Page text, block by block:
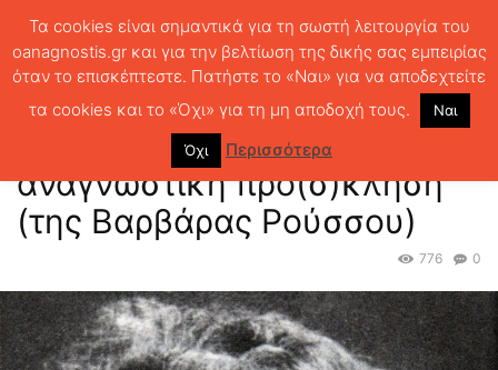
ΚΡΙΤΙΚΕΣ
Σικελιανός : Μια
αναγνωστική πρό(σ)κληση (της Βαρβάρας Ρούσσου)
Σικελιανός : Μια
αναγνωστική πρό(σ)κληση
(της Βαρβάρας Ρούσσου)
0
776
Τα cookies είναι σημαντικά για τη σωστή λειτουργία του
oanagnostis.gr και για την βελτίωση της δικής σας εμπειρίας
όταν το επισκέπτεστε. Πατήστε το «Ναι» για να αποδεχτείτε
τα cookies και το «Όχι» για τη μη αποδοχή τους.
Ναι
Όχι Περισσότερα